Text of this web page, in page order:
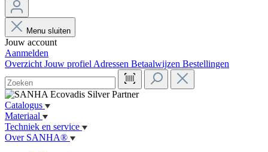
Menu sluiten
Jouw account
Aanmelden
Overzicht Jouw profiel Adressen Betaalwijzen Bestellingen
Catalogus
Materiaal
Techniek en service
Over SANHA®